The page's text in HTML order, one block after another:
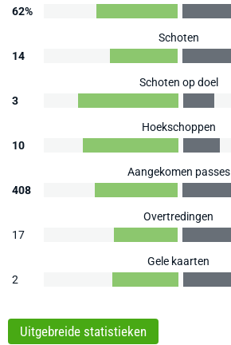
62%
Schoten
14
Schoten op doel
3
Hoekschoppen
10
Aangekomen passes
408
Overtredingen
17
Gele kaarten
2
Uitgebreide statistieken